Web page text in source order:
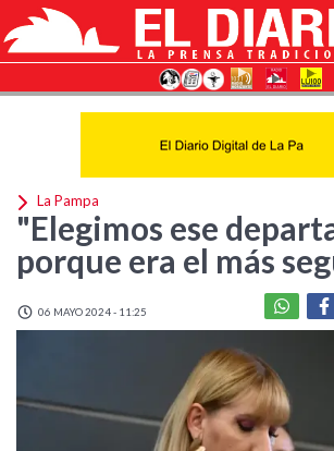
La Pampa
"Elegimos ese
porque era el más
06 MAYO 2024 - 11:25